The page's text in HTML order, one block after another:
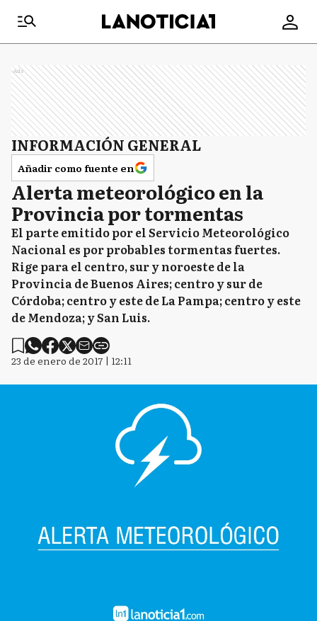
Ads
INFORMACIÓN GENERAL
Añadir como fuente en
Alerta meteorológico en la
Provincia por tormentas
El parte emitido por el Servicio Meteorológico
Nacional es por probables tormentas fuertes.
Rige para el centro, sur y noroeste de la
Provincia de Buenos Aires; centro y sur de
Córdoba; centro y este de La Pampa; centro y este
de Mendoza; y San Luis.
23 de enero de 2017 | 12:11